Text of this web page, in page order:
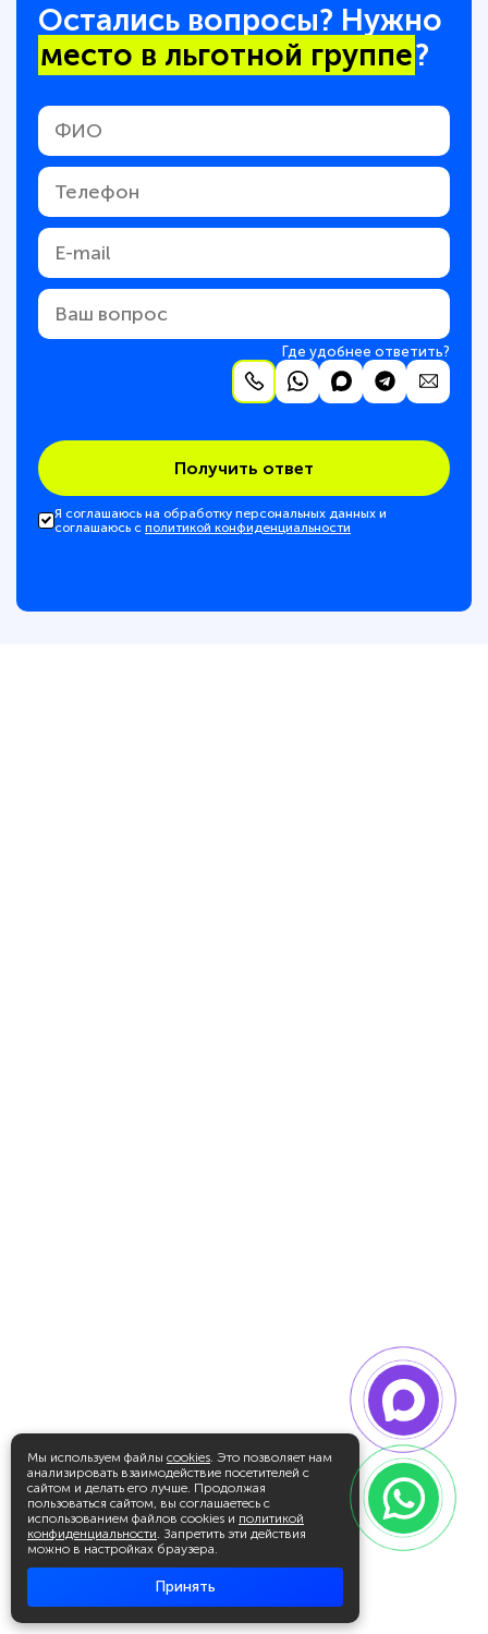
Мы используем файлы cookies. Это позволяет нам
анализировать взаимодействие посетителей с
сайтом и делать его лучше. Продолжая
пользоваться сайтом, вы соглашаетесь с
использованием файлов cookies и политикой
конфиденциальности. Запретить эти действия
можно в настройках браузера.
Принять
Остались вопросы? Нужно
место в льготной группе?
Где удобнее ответить?
Получить ответ
Я соглашаюсь на обработку персональных данных и
соглашаюсь с политикой конфиденциальности